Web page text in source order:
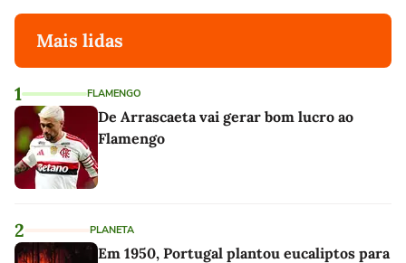
Mais lidas
1 FLAMENGO
De Arrascaeta vai gerar bom lucro ao
Flamengo
2 PLANETA
Em 1950, Portugal plantou eucaliptos para